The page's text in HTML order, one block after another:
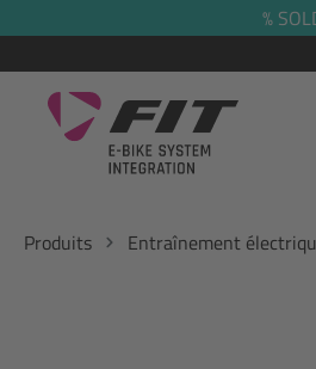
Passer à la navigation
%
Produits Entraînement